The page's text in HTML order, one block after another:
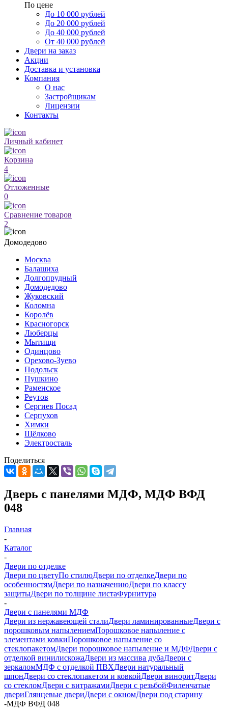
По цене
До 10 000 рублей
До 20 000 рублей
До 40 000 рублей
От 40 000 рублей
Двери на заказ
Акции
Доставка и установка
Компания
О нас
Застройщикам
Лицензии
Контакты
Личный кабинет
Корзина
4
Отложенные
0
Сравнение товаров
2
Домодедово
Москва
Балашиха
Долгопрудный
Домодедово
Жуковский
Коломна
Королёв
Красногорск
Люберцы
Мытищи
Одинцово
Орехово-Зуево
Подольск
Пушкино
Раменское
Реутов
Сергиев Посад
Серпухов
Химки
Щёлково
Электросталь
Поделиться
Дверь с панелями МДФ, МДФ ВФД
048
Главная
-
Каталог
-
Двери по отделке
Двери по цветуПо стилюДвери по отделкеДвери по
особенностямДвери по назначениюДвери по классу
защитыДвери по толщине листаФурнитура
-
Двери с панелями МДФ
Двери из нержавеющей сталиДвери ламинированныеДвери с
порошковым напылениемПорошковое напыление с
элементами ковкиПорошковое напыление со
стеклопакетомДвери порошковое напыление и МДФДвери с
отделкой винилискожаДвери из массива дубаДвери с
зеркаломМДФ с отделкой ПВХДвери натуральный
шпонДвери со стеклопакетом и ковкойДвери виноритДвери
со стекломДвери с витражамиДвери с резьбойФиленчатые
двериГлянцевые двериДвери с окномДвери под старину
-МДФ ВФД 048